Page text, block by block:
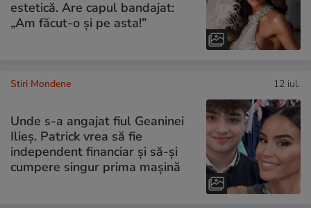
estetică. Are capul bandajat:
„Am făcut-o și pe asta!”
Stiri Mondene 12 iul.
Unde s-a angajat fiul Geaninei
Ilieș. Patrick vrea să fie
independent financiar și să-și
cumpere singur prima mașină